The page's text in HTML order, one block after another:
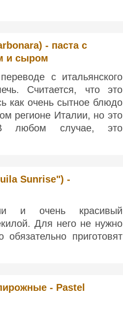
- паста с
и сыром
с итальянского
Считается, что это
как очень сытное блюдо
регионе Италии, но это
любом случае, это
Sunrise") -
и очень красивый
Для него не нужно
приготовят
- Pastel